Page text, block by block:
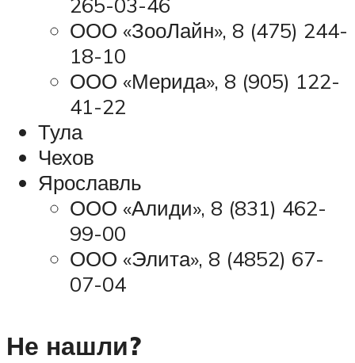
ООО «ЗооЛайн», 8 (475) 244-
18-10
ООО «Мерида», 8 (905) 122-
41-22
Тула
Чехов
Ярославль
ООО «Алиди», 8 (831) 462-
99-00
ООО «Элита», 8 (4852) 67-
07-04
Не нашли?